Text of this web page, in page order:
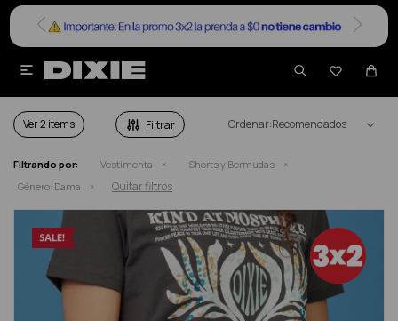


SHORTS Y BERMUDAS DAMA EN SALE
Ver Recomendados
Filtrando por: Vestimenta
Shorts y Bermudas
Género: Dama Quitar filtros